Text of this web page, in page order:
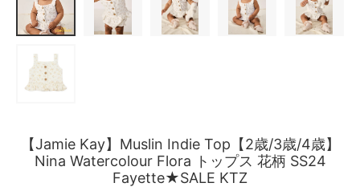
【Jamie Kay】Muslin Indie Top【2歳/3歳/4歳】
Nina Watercolour Flora トップス 花柄 SS24
Fayette★SALE KTZ